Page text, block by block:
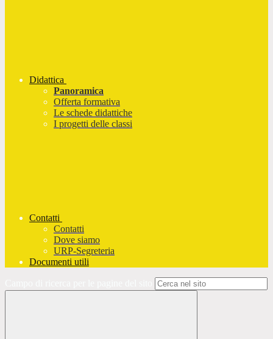
Didattica
Panoramica
Offerta formativa
Le schede didattiche
I progetti delle classi
Contatti
Contatti
Dove siamo
URP-Segreteria
Documenti utili